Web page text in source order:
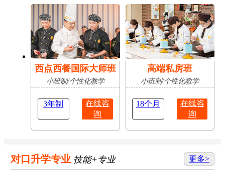
西点西餐国际大师班
小班制/个性化教学
3年制
在线咨
询
高端私房班
小班制/个性化教学
18个月
在线咨
询
对口升学专业 技能+专业 更多>